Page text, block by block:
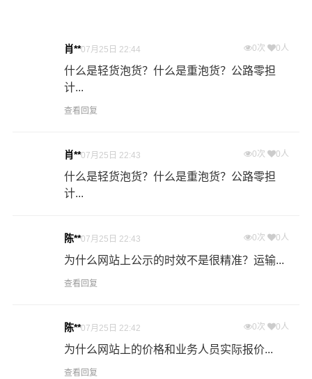
过程中产生的费用称为提货费。提货过程是发货时很重要
的环节，要确认件数、重量、体积、包装、收货信息等物
流基本信息。
散地运送到指定的收货地点，期间产生的费用称为送货
客户提供优质高效的昭通到赣州的专线物流运输服务。昭
通到赣州货运专线是港邦的优质品牌服务，我们一直多年
的在为各行各业提供我们的物流服务，也得到了很多客户
意为您解决物流相关问题。当然，还有很多优秀的
物流公
咨询，找到合适您的物流服务商。
肖**07月25日 22:44 0次 0人
什么是轻货泡货？什么是重泡货？公路零担
计...
查看回复
肖**07月25日 22:43 0次 0人
什么是轻货泡货？什么是重泡货？公路零担
计...
陈**07月25日 22:43 0次 0人
为什么网站上公示的时效不是很精准？运输...
查看回复
陈**07月25日 22:42 0次 0人
为什么网站上的价格和业务人员实际报价...
查看回复